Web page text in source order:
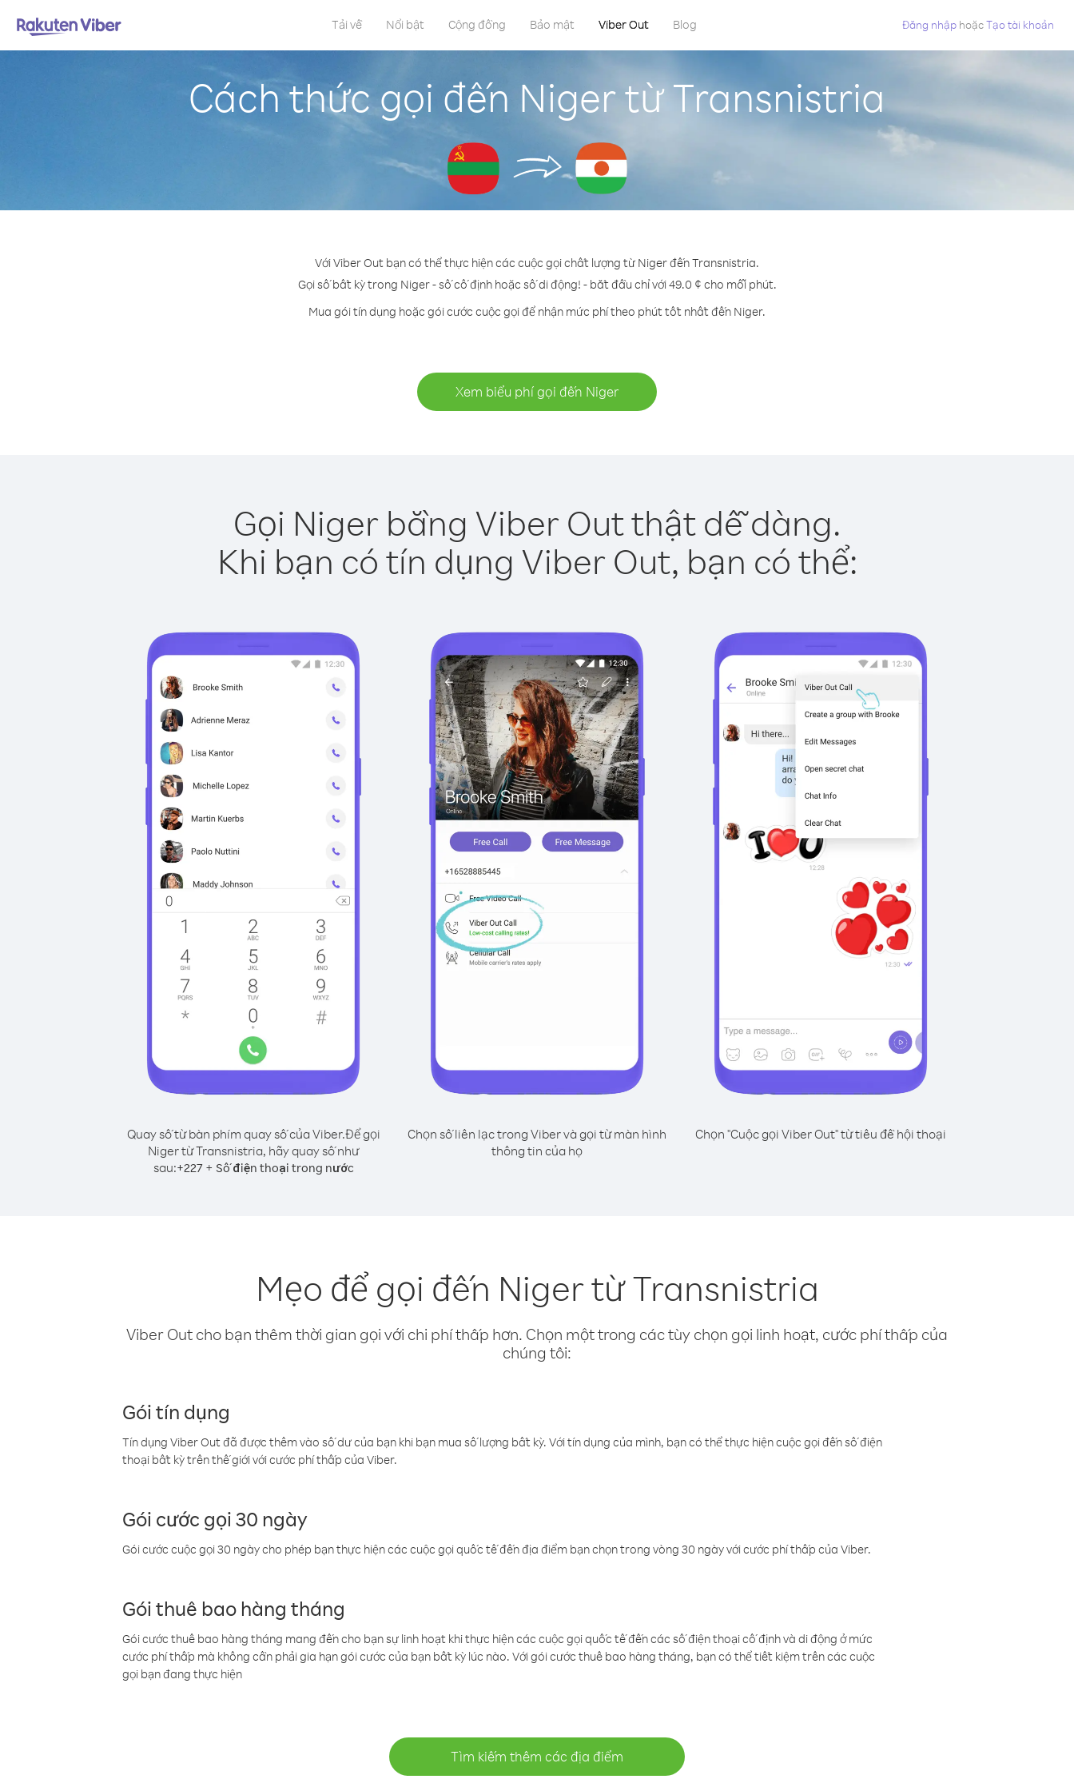
Tải về Nổi bật Cộng đồng Bảo mật Viber Out Blog Đăng nhập hoặcTạo tài khoản
Cách thức gọi đến Niger từ Transnistria
Với Viber Out bạn có thể thực hiện các cuộc gọi chất lượng từ Niger đến Transnistria.
Gọi số bất kỳ trong Niger - số cố định hoặc số di động! - bắt đầu chỉ với 49.0 ¢ cho mỗi phút.
Mua gói tín dụng hoặc gói cước cuộc gọi để nhận mức phí theo phút tốt nhất đến Niger.
Xem biểu phí gọi đến Niger
Gọi Niger bằng Viber Out thật dễ dàng.
Khi bạn có tín dụng Viber Out, bạn có thể:
Quay số từ bàn phím quay số của Viber.Để gọi
Niger từ Transnistria, hãy quay số như
sau:+227+ Số điện thoại trong nước
Chọn số liên lạc trong Viber và gọi từ màn hình
thông tin của họ
Chọn "Cuộc gọi Viber Out" từ tiêu đề hội thoại
Mẹo để gọi đến Niger từ Transnistria
Viber Out cho bạn thêm thời gian gọi với chi phí thấp hơn. Chọn một trong các tùy chọn gọi linh hoạt, cước phí thấp của
chúng tôi:
Gói tín dụng
Tín dụng Viber Out đã được thêm vào số dư của bạn khi bạn mua số lượng bất kỳ. Với tín dụng của mình, bạn có thể thực hiện cuộc gọi đến số điện
thoại bất kỳ trên thế giới với cước phí thấp của Viber.
Gói cước gọi 30 ngày
Gói cước cuộc gọi 30 ngày cho phép bạn thực hiện các cuộc gọi quốc tế đến địa điểm bạn chọn trong vòng 30 ngày với cước phí thấp của Viber.
Gói thuê bao hàng tháng
Gói cước thuê bao hàng tháng mang đến cho bạn sự linh hoạt khi thực hiện các cuộc gọi quốc tế đến các số điện thoại cố định và di động ở mức
cước phí thấp mà không cần phải gia hạn gói cước của bạn bất kỳ lúc nào. Với gói cước thuê bao hàng tháng, bạn có thể tiết kiệm trên các cuộc
gọi bạn đang thực hiện
Tìm kiếm thêm các địa điểm